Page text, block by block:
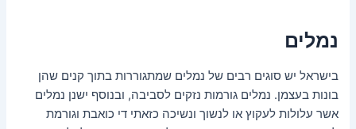
נמלים
בישראל יש סוגים רבים של נמלים שמתגוררות בתוך קנים שהן
בונות בעצמן. נמלים גורמות נזקים לסביבה, ובנוסף ישנן נמלים
אשר עלולות לעקוץ או לנשוך ונשיכה כזאתי די כואבת וגורמת